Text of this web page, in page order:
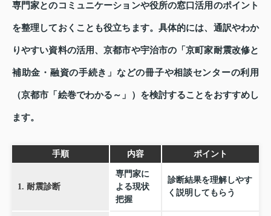
専門家とのコミュニケーションや役所の窓口活用のポイント
を整理しておくことも役立ちます。具体的には、通訳やわか
りやすい資料の活用、京都市や宇治市の「京町家耐震改修と
補助金・融資の手続き」などの冊子や相談センターの利用
（京都市「絵巻でわかる～」）を検討することをおすすめし
ます。
手順 内容 ポイント
1. 耐震診断
専門家に
よる現状
把握
診断結果を理解しやす
く説明してもらう